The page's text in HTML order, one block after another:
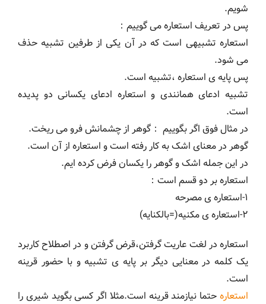
شویم.
پس در تعریف استعاره می گوییم：
استعاره تشبیهی است که در آن یکی از طرفین تشبیه حذف
می شود.
پس پایه ی استعاره ،تشبیه است.
تشبیه ادعای همانندی و استعاره ادعای یکسانی دو پدیده
است.
در مثال فوق اگر بگوییم ：گوهر از چشمانش فرو می ریخت.
گوهر در معنای اشک به کار رفته است و استعاره از آن است.
در این جمله اشک و گوهر را یکسان فرض کرده ایم.
استعاره بر دو قسم است：
۱-استعاره ی مصرحه
۲-استعاره ی مکنیه(=بالکنایه)
استعاره در لغت عاریت گرفتن،قرض گرفتن و در اصطلاح کاربرد
یک کلمه در معنایی دیگر بر پایه ی تشبیه و با حضور قرینه
است.
استعاره حتما نیازمند قرینه است.مثلا اگر کسی بگوید شیری را